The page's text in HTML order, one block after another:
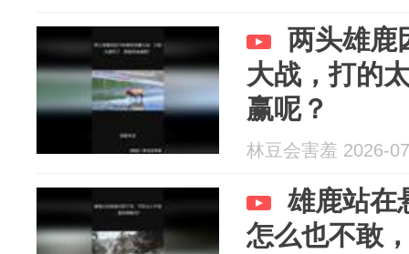
两头雄鹿
大战，打的
赢呢？
林豆会害羞 2026-
雄鹿站在
怎么也不敢